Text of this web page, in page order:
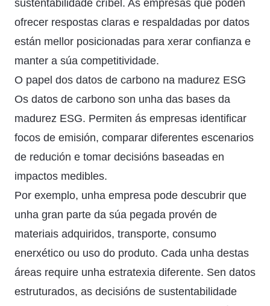
sustentabilidade críbel. As empresas que poden
ofrecer respostas claras e respaldadas por datos
están mellor posicionadas para xerar confianza e
manter a súa competitividade.
O papel dos datos de carbono na madurez ESG
Os datos de carbono son unha das bases da
madurez ESG. Permiten ás empresas identificar
focos de emisión, comparar diferentes escenarios
de redución e tomar decisións baseadas en
impactos medibles.
Por exemplo, unha empresa pode descubrir que
unha gran parte da súa pegada provén de
materiais adquiridos, transporte, consumo
enerxético ou uso do produto. Cada unha destas
áreas require unha estratexia diferente. Sen datos
estruturados, as decisións de sustentabilidade